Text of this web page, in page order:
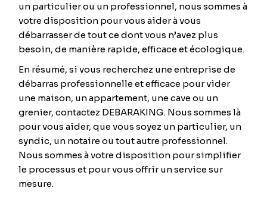
un particulier ou un professionnel, nous sommes à
votre disposition pour vous aider à vous
débarrasser de tout ce dont vous n’avez plus
besoin, de manière rapide, efficace et écologique.
En résumé, si vous recherchez une entreprise de
débarras professionnelle et efficace pour vider
une maison, un appartement, une cave ou un
grenier, contactez DEBARAKING. Nous sommes là
pour vous aider, que vous soyez un particulier, un
syndic, un notaire ou tout autre professionnel.
Nous sommes à votre disposition pour simplifier
le processus et pour vous offrir un service sur
mesure.